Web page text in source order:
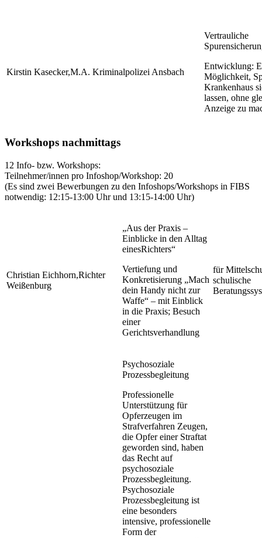
Kirstin Kasecker,M.A. Kriminalpolizei Ansbach
Vertrauliche
Entwicklung:
Möglichkeit,
Krankenhaus
lassen, ohne
Anzeige zu
Workshops nachmittags
12 Info- bzw. Workshops:
Teilnehmer/innen pro Infoshop/Workshop: 20
(Es sind zwei Bewerbungen zu den Infoshops/Workshops in FIBS
notwendig: 12:15-13:00 Uhr und 13:15-14:00 Uhr)
Christian Eichhorn,Richter
Weißenburg
„Aus der Praxis –
Einblicke in den Alltag
einesRichters“
Vertiefung und
Konkretisierung „Mach
dein Handy nicht zur
Waffe“ – mit Einblick
in die Praxis; Besuch
einer
Gerichtsverhandlung
für
schulische
Psychosoziale
Prozessbegleitung
Professionelle
Unterstützung für
Opferzeugen im
Strafverfahren Zeugen,
die Opfer einer Straftat
geworden sind, haben
das Recht auf
psychosoziale
Prozessbegleitung.
Psychosoziale
Prozessbegleitung ist
eine besonders
intensive, professionelle
Form der